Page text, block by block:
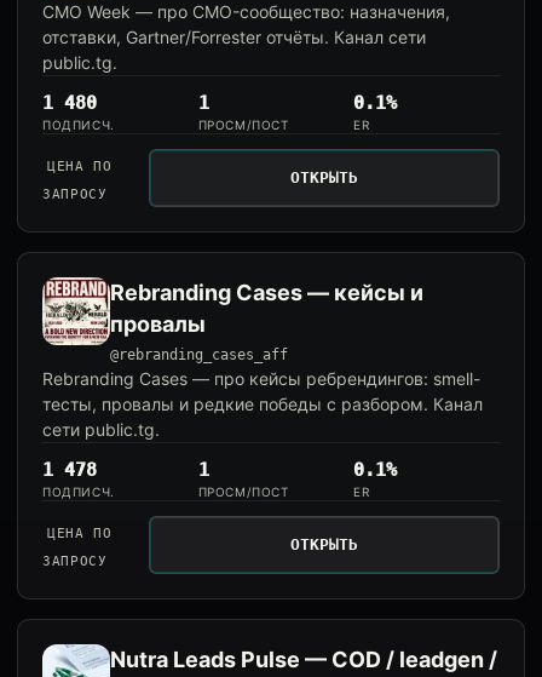
CMO Week — про CMO-сообщество: назначения,
отставки, Gartner/Forrester отчёты. Канал сети
public.tg.
1 480
ПОДПИСЧ.
1
ПРОСМ/ПОСТ
0.1%
ER
ЦЕНА ПО
ЗАПРОСУ
ОТКРЫТЬ
Rebranding Cases — кейсы и
провалы
@rebranding_cases_aff
Rebranding Cases — про кейсы ребрендингов: smell-
тесты, провалы и редкие победы с разбором. Канал
сети public.tg.
1 478
ПОДПИСЧ.
1
ПРОСМ/ПОСТ
0.1%
ER
ЦЕНА ПО
ЗАПРОСУ
ОТКРЫТЬ
Nutra Leads Pulse — COD / leadgen /